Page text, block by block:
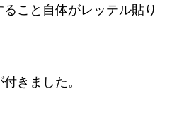
こと自体がレッテル貼り
きました。